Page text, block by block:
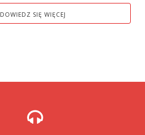
DOWIEDZ SIĘ WIĘCEJ